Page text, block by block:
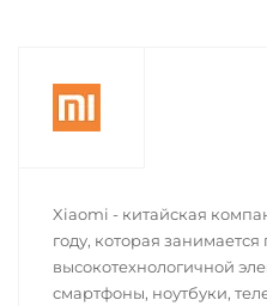
Xiaomi - китайская
году, которая
высокотехнологичной
смартфоны, ноутбуки,